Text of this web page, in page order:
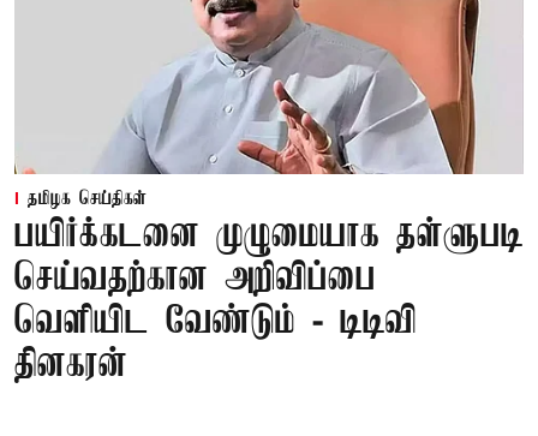
தமிழக செய்திகள்
பயிர்க்கடனை முழுமையாக தள்ளுபடி
செய்வதற்கான அறிவிப்பை
வெளியிட வேண்டும் - டிடிவி
தினகரன்